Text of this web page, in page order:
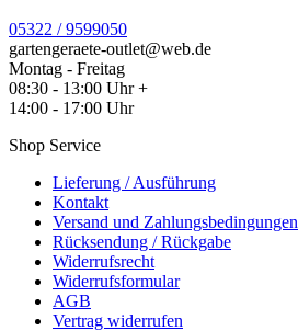
05322 / 9599050
gartengeraete-outlet@web.de
Montag - Freitag
08:30 - 13:00 Uhr +
14:00 - 17:00 Uhr
Shop Service
Lieferung / Ausführung
Kontakt
Versand und Zahlungsbedingungen
Rücksendung / Rückgabe
Widerrufsrecht
Widerrufsformular
AGB
Vertrag widerrufen